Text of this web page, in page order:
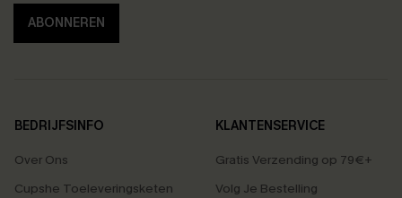
ABONNEREN
BEDRIJFSINFO
Over Ons
Cupshe Toeleveringsketen
KLANTENSERVICE
Gratis Verzending op 79€+
Volg Je Bestelling